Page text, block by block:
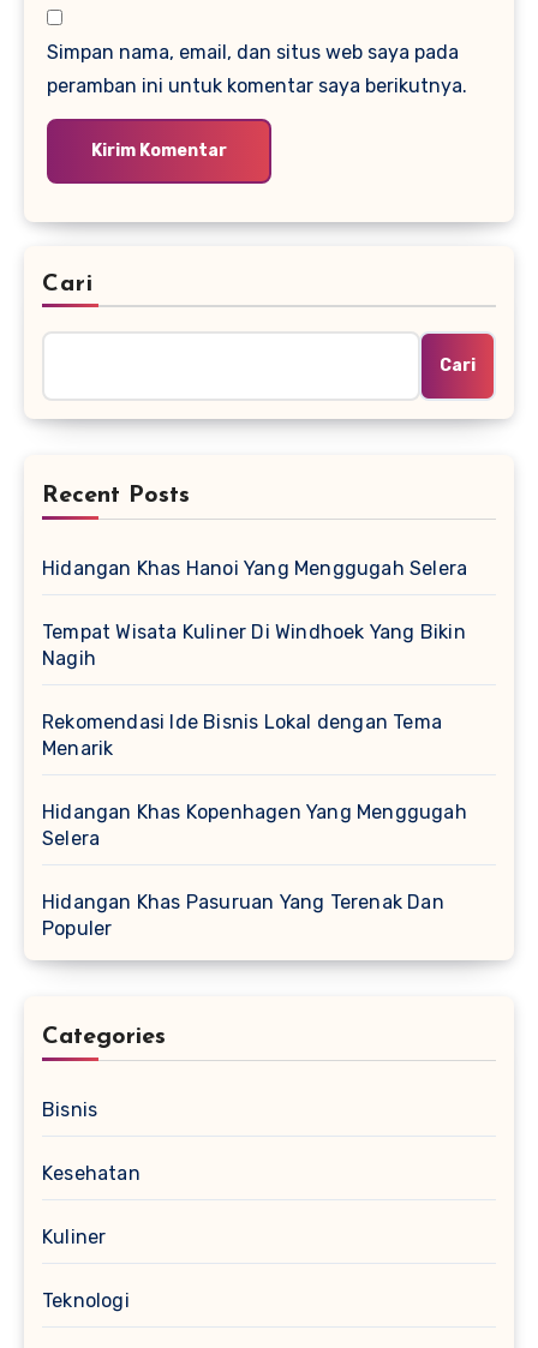
Simpan nama, email, dan situs web saya pada
peramban ini untuk komentar saya berikutnya.
Cari
Cari
Recent Posts
Hidangan Khas Hanoi Yang Menggugah Selera
Tempat Wisata Kuliner Di Windhoek Yang Bikin
Nagih
Rekomendasi Ide Bisnis Lokal dengan Tema
Menarik
Hidangan Khas Kopenhagen Yang Menggugah
Selera
Hidangan Khas Pasuruan Yang Terenak Dan
Populer
Categories
Bisnis
Kesehatan
Kuliner
Teknologi